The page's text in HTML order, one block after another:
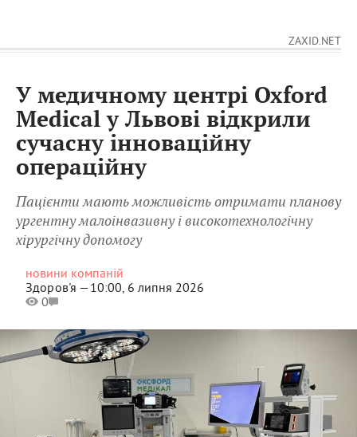
ZAXID.NET
У медичному центрі Oxford
Medical у Львові відкрили
сучасну інноваційну
операційну
Пацієнти мають можливість отримати планову
ургентну малоінвазивну і високотехнологічну
хірургічну допомогу
новини компаній
Здоров'я —10:00, 6 липня 2026
0